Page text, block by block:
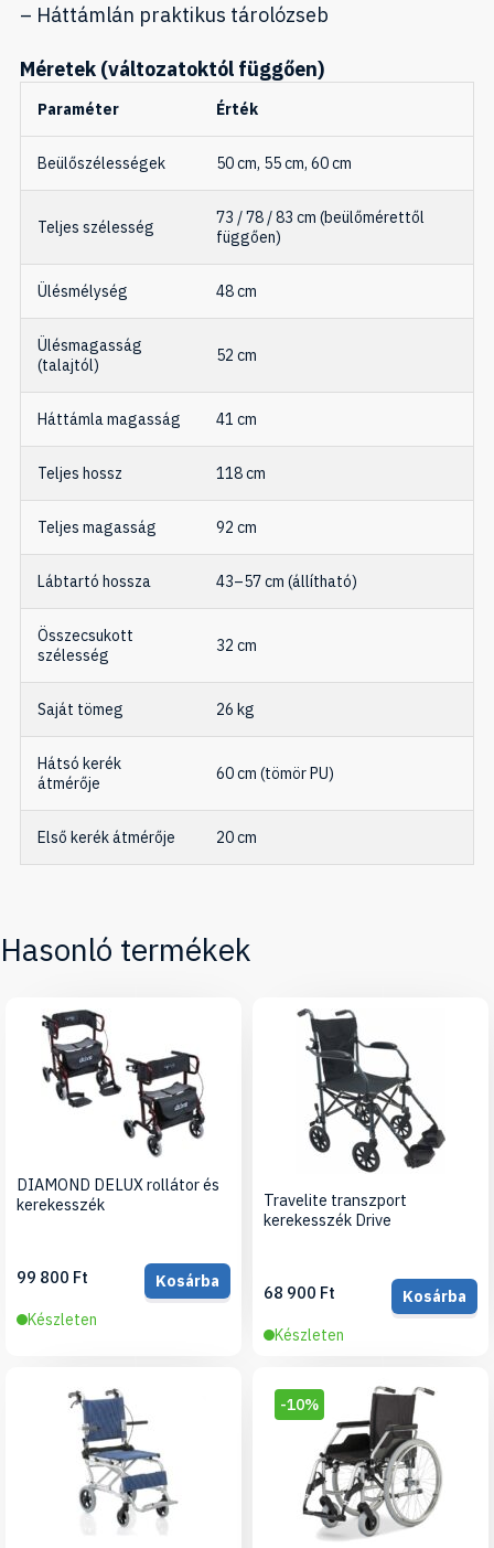
– Háttámlán praktikus tárolózseb
Méretek (változatoktól függően)
Paraméter Érték
Beülőszélességek 50 cm, 55 cm, 60 cm
Teljes szélesség
73 / 78 / 83 cm (beülőmérettől
függően)
Ülésmélység 48 cm
Ülésmagasság
(talajtól)
52 cm
Háttámla magasság 41 cm
Teljes hossz 118 cm
Teljes magasság 92 cm
Lábtartó hossza 43–57 cm (állítható)
Összecsukott
szélesség
32 cm
Saját tömeg 26 kg
Hátsó kerék
átmérője
60 cm (tömör PU)
Első kerék átmérője 20 cm
Hasonló termékek
DIAMOND DELUX rollátor és
kerekesszék
99 800 Ft
Kosárba
Készleten
Travelite transzport
kerekesszék Drive
68 900 Ft
Kosárba
Készleten
-10%